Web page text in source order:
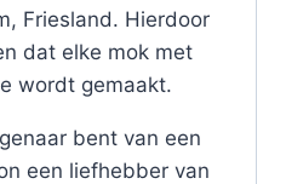
Friesland. Hierdoor
dat elke mok met
wordt gemaakt.
bent van een
een liefhebber van